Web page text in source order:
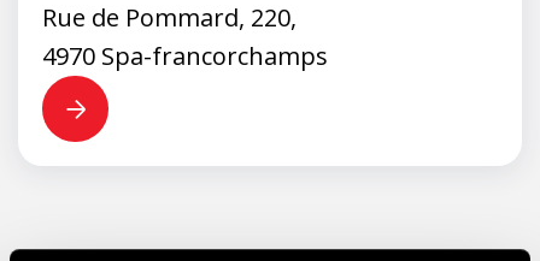
Rue de Pommard, 220,
4970 Spa-francorchamps